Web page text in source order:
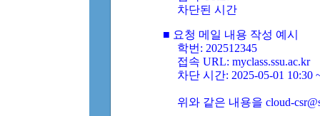
차단된 시간
■ 요청 메일 내용 작성 예시
학번: 202512345
접속 URL: myclass.ssu.ac.kr
차단 시간: 2025-05-01 10:30
위와 같은 내용을 cloud-